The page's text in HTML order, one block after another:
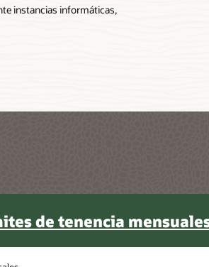
instancias informáticas,
de tenencia